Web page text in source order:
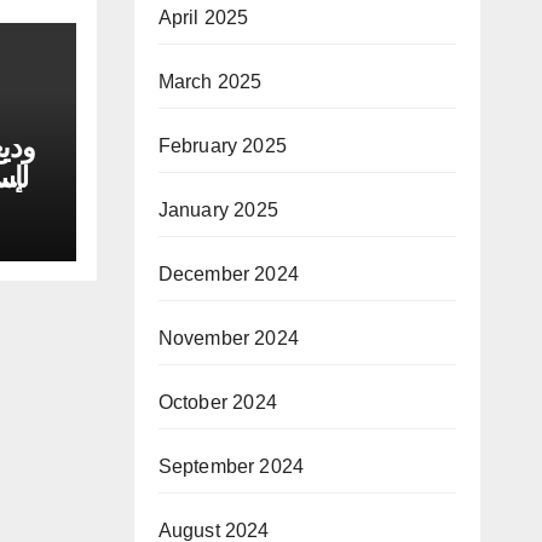
April 2025
March 2025
February 2025
January 2025
December 2024
November 2024
October 2024
September 2024
August 2024